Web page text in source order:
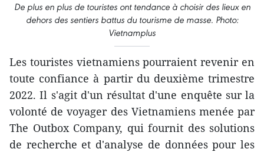
De plus en plus de touristes ont tendance à choisir des lieux en
dehors des sentiers battus du tourisme de masse. Photo:
Vietnamplus
Les touristes vietnamiens pourraient revenir en
toute confiance à partir du deuxième trimestre
2022. Il s'agit d'un résultat d'une enquête sur la
volonté de voyager des Vietnamiens menée par
The Outbox Company, qui fournit des solutions
de recherche et d'analyse de données pour les